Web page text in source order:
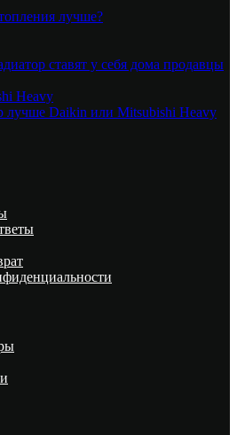
лучше?
ставят у себя дома продавцы
лучше Daikin или Mitsubishi Heavy